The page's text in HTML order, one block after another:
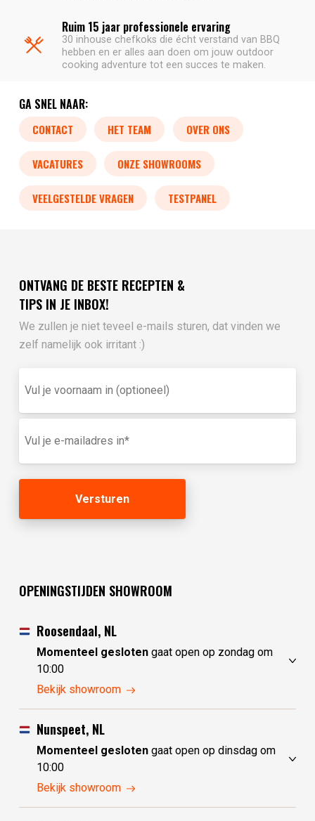
Ruim 15 jaar professionele ervaring
30 inhouse chefkoks die écht verstand van BBQ
hebben en er alles aan doen om jouw outdoor
cooking adventure tot een succes te maken.
GA SNEL NAAR:
CONTACT HET TEAM OVER ONS
VACATURES ONZE SHOWROOMS
VEELGESTELDE VRAGEN TESTPANEL
ONTVANG DE BESTE RECEPTEN &
TIPS IN JE INBOX!
We zullen je niet teveel e-mails sturen, dat vinden we
zelf namelijk ook irritant :)
je
in
(optioneel)
mailadres
OPENINGSTIJDEN SHOWROOM
Roosendaal, NL
Momenteel geslotengaat open op zondag om
10:00
zaterdag
zondag
10:00 - 17:30
maandag
dinsdag
gesloten
woensdag
donderdag
Bekijk showroom
Nunspeet, NL
Momenteel geslotengaat open op dinsdag om
10:00
zaterdag
zondag
gesloten
Bekijk showroom